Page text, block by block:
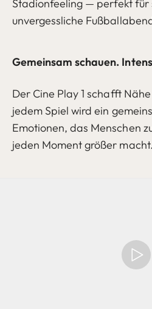
Stadionfeeling — perfekt für
unvergessliche
Gemeinsam schauen.
Der Cine Play 1 schafft
jedem Spiel wird ein
Emotionen, das Menschen
jeden Moment größer macht.